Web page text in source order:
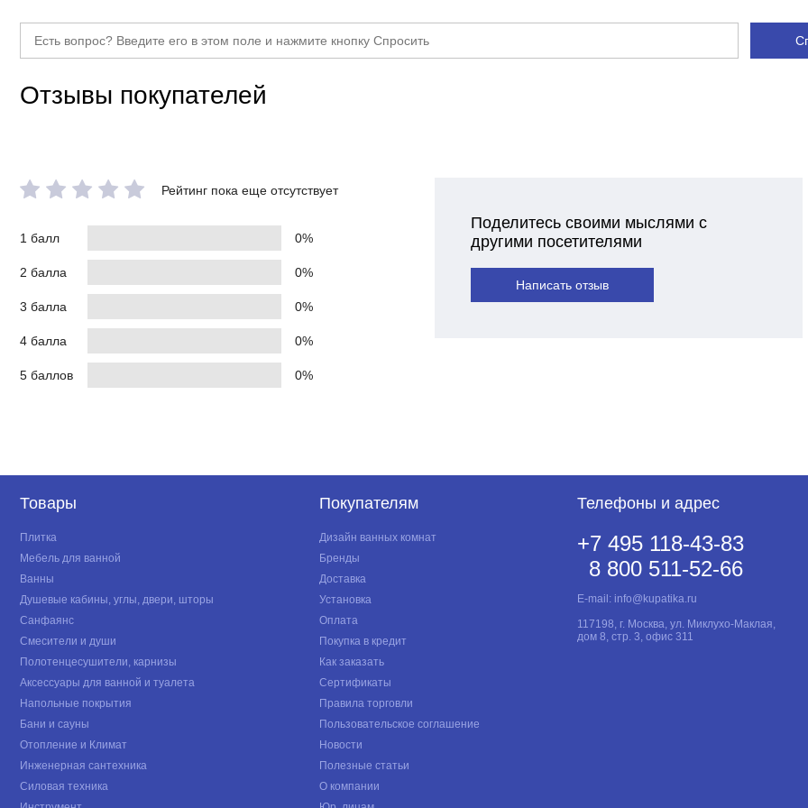
Отзывы покупателей
Рейтинг пока еще отсутствует
1 балл 0%
2 балла 0%
3 балла 0%
4 балла 0%
5 баллов 0%
Поделитесь своими мыслями с
другими посетителями
Написать отзыв
Товары
Плитка
Мебель для ванной
Ванны
Душевые кабины, углы, двери, шторы
Санфаянс
Смесители и души
Полотенцесушители, карнизы
Аксессуары для ванной и туалета
Напольные покрытия
Бани и сауны
Отопление и Климат
Инженерная сантехника
Силовая техника
Покупателям
Дизайн ванных комнат
Бренды
Доставка
Установка
Оплата
Покупка в кредит
Как заказать
Сертификаты
Правила торговли
Пользовательское соглашение
Новости
Полезные статьи
О компании
Телефоны и адрес
+7 495 118-43-83
8 800 511-52-66
E-mail: info@kupatika.ru
117198, г. Москва, ул. Миклухо-Маклая,
дом 8, стр. 3, офис 311